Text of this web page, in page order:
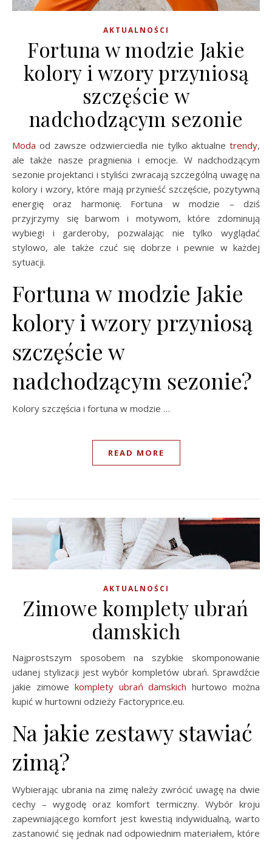
AKTUALNOŚCI
Fortuna w modzie Jakie
kolory i wzory przyniosą
szczęście w
nadchodzącym sezonie
Moda od zawsze odzwierciedla nie tylko aktualne trendy,
ale także nasze pragnienia i emocje. W nadchodzącym
sezonie projektanci i styliści zwracają szczególną uwagę na
kolory i wzory, które mają przynieść szczęście, pozytywną
energię oraz harmonię. Fortuna w modzie – dziś
przyjrzymy się barwom i motywom, które zdominują
wybiegi i garderoby, pozwalając nie tylko wyglądać
stylowo, ale także czuć się dobrze i pewnie w każdej
sytuacji.
Fortuna w modzie Jakie
kolory i wzory przyniosą
szczęście w
nadchodzącym sezonie?
Kolory szczęścia i fortuna w modzie …
READ MORE
AKTUALNOŚCI
Zimowe komplety ubrań
damskich
Najprostszym sposobem na szybkie skomponowanie
udanej stylizacji jest wybór kompletów ubrań. Sprawdźcie
jakie zimowe komplety ubrań damskich hurtowo można
kupić w hurtowni odzieży Factoryprice.eu.
Na jakie zestawy stawiać
zimą?
Wybierając ubrania na zimę należy zwrócić uwagę na dwie
cechy – wygodę oraz komfort termiczny. Wybór kroju
zapewniającego komfort jest kwestią indywidualną, warto
zastanowić się jednak nad odpowiednim materiałem, które